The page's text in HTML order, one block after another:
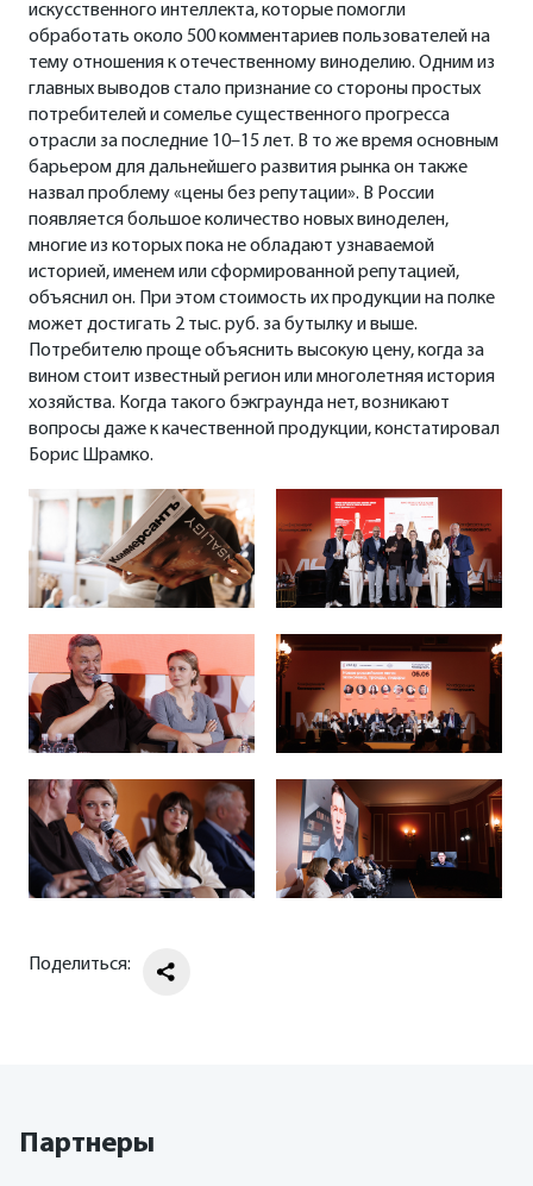
искусственного интеллекта, которые помогли
обработать около 500 комментариев пользователей на
тему отношения к отечественному виноделию. Одним из
главных выводов стало признание со стороны простых
потребителей и сомелье существенного прогресса
отрасли за последние 10–15 лет. В то же время основным
барьером для дальнейшего развития рынка он также
назвал проблему «цены без репутации». В России
появляется большое количество новых виноделен,
многие из которых пока не обладают узнаваемой
историей, именем или сформированной репутацией,
объяснил он. При этом стоимость их продукции на полке
может достигать 2 тыс. руб. за бутылку и выше.
Потребителю проще объяснить высокую цену, когда за
вином стоит известный регион или многолетняя история
хозяйства. Когда такого бэкграунда нет, возникают
вопросы даже к качественной продукции, констатировал
Борис Шрамко.
Поделиться:
Партнеры